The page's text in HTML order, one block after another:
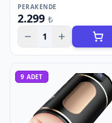
PERAKENDE
2.299 ₺
1
9 ADET